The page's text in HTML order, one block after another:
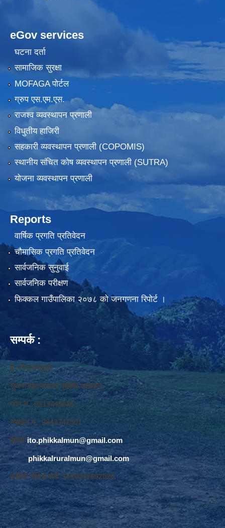
eGov services
घटना दर्ता
सामाजिक सुरक्षा
MOFAGA पोर्टल
ग्रुप एस.एम.एस.
राजश्व व्यवस्थापन प्रणाली
विधुतीय हाजिरी
सहकारी व्यवस्थापन प्रणाली (COPOMIS)
स्थानीय संचित कोष व्यवस्थापन प्रणाली (SUTRA)
योजना व्यवस्थापन प्रणाली
Reports
वार्षिक प्रगति प्रतिवेदन
चौमासिक प्रगति प्रतिवेदन
सार्वजनिक सुनुवाई
सार्वजनिक परीक्षण
फिक्कल गाउँपालिका २०७८ को जनगणना रिपोर्ट ।
सम्पर्क :
ई. नरेश बराइली
सुचना तथा सञ्‍चार प्रविधि अधिकृत
फोन नं. 9813445685
मोवाईल नं. 9843747501
ईमेलः ito.phikkalmun@gmail.com
phikkalruralmun@gmail.com
अडियो नोटिस वोर्डः 1610047692026